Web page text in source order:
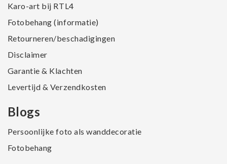
Karo-art bij RTL4
Fotobehang (informatie)
Retourneren/beschadigingen
Disclaimer
Garantie & Klachten
Levertijd & Verzendkosten
Blogs
Persoonlijke foto als wanddecoratie
Fotobehang